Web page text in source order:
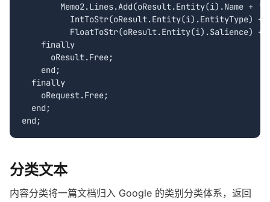
Memo2.Lines.Add(oResult.Entity(i).Name + '
IntToStr(oResult.Entity(i).EntityType) +
FloatToStr(oResult.Entity(i).Salience) +
    finally
      oResult.Free;
    end;
  finally
    oRequest.Free;
  end;
end;
分类文本
内容分类将一篇文档归入 Google 的类别分类体系，返回